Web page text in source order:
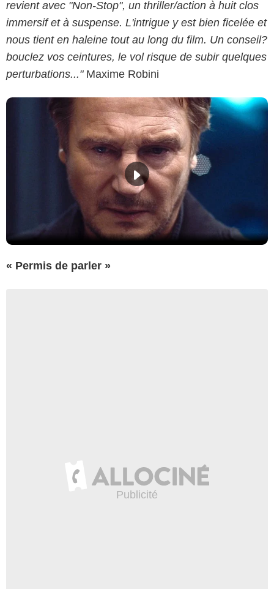
revient avec "Non-Stop", un thriller/action à huit clos
immersif et à suspense. L'intrigue y est bien ficelée et
nous tient en haleine tout au long du film. Un conseil?
bouclez vos ceintures, le vol risque de subir quelques
perturbations..."Maxime Robini
« Permis de parler »